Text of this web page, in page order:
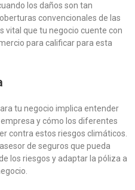
los daños son tan
convencionales de las
vital que tu negocio cuente con
para calificar para esta
tu negocio implica entender
y cómo los diferentes
contra estos riesgos climáticos.
de seguros que pueda
los riesgos y adaptar la póliza a